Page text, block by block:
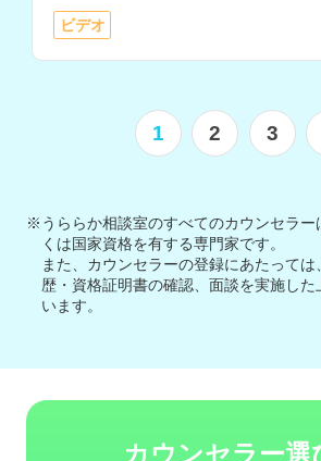
ビデオ
1 2 3
※うららか相談室のすべてのカウンセラー
くは国家資格を有する専門家です。
また、カウンセラーの登録にあたって
歴・資格証明書の確認、面談を実施した
います。
カウンセラー選